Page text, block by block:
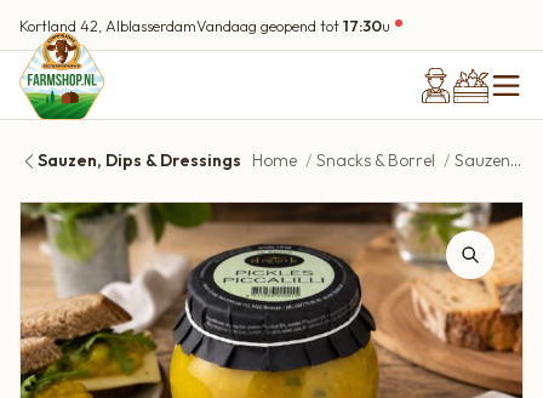
Kortland 42, AlblasserdamVandaag geopend tot17:30u
Sauzen, Dips & Dressings Home Snacks & Borrel Sauzen, Dips & Dressings